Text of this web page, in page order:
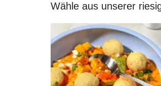
Wähle aus unserer